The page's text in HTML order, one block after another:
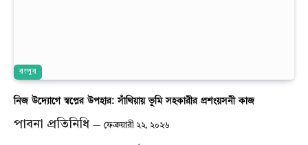
রংপুর
নিজ উদ্যোগে স্বপ্নের উপহার: সাঁথিয়ায় ভূমি সহকারীর প্রশংয়সনী কাজ
পাবনা প্রতিনিধি ফেব্রুয়ারী ২২, ২০২৬